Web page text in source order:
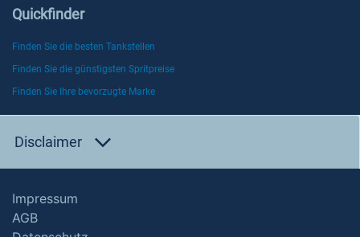
Quickfinder
Finden Sie die besten Tankstellen
Finden Sie die günstigsten Spritpreise
Finden Sie Ihre bevorzugte Marke
Disclaimer
Impressum
AGB